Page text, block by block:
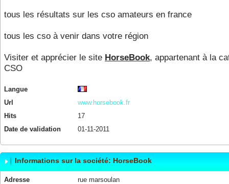
tous les résultats sur les cso amateurs en france
tous les cso à venir dans votre région
Visiter et apprécier le site HorseBook, appartenant à la
CSO
Langue
Url
www.horsebook.fr
Hits
17
Date de validation
01-11-2011
Informations sur la société: HorseBook
Adresse
rue marsoulan